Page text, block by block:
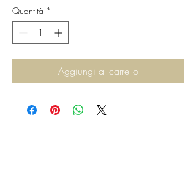
Quantità *
Aggiungi al carrello